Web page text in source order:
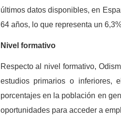
últimos datos disponibles, en
64 años, lo que representa un
Nivel formativo
Respecto al nivel formativo,
estudios primarios o inferiores,
porcentajes en la población en
oportunidades para acceder a